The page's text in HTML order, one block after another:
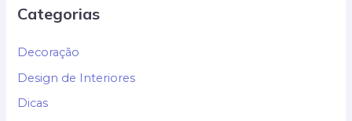
Categorias
Decoração
Design de Interiores
Dicas